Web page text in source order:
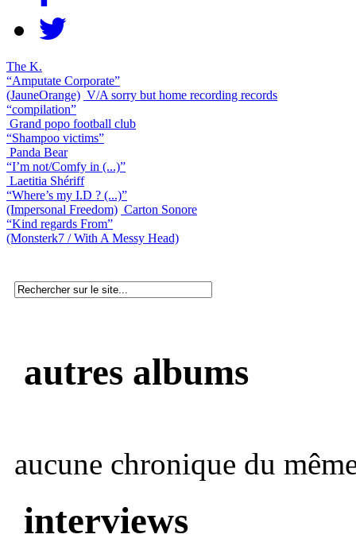
The K.
“Amputate Corporate”
(JauneOrange) V/A sorry but home recording records
“compilation”
Grand popo football club
“Shampoo victims”
Panda Bear
“I’m not/Comfy in (...)”
Laetitia Shériff
“Where’s my I.D ? (...)”
(Impersonal Freedom) Carton Sonore
“Kind regards From”
(Monsterk7 / With A Messy Head)
autres albums
aucune chronique du
interviews